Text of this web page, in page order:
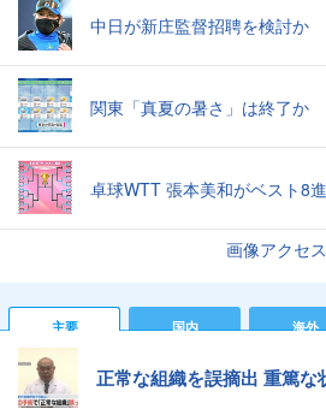
中日が新庄監督招聘を検討か
関東「真夏の暑さ」は終了か
卓球WTT 張本美和がベスト8
画像アクセ
主要 国内 海外
正常な組織を誤摘出 重篤な